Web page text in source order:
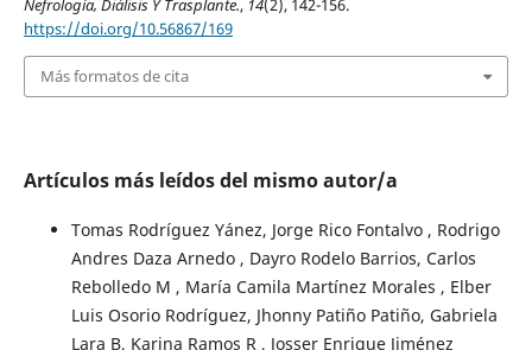
Nefrología, Diálisis Y Trasplante., 14(2), 142-156.
https://doi.org/10.56867/169
Más formatos de cita
Artículos más leídos del mismo autor/a
Tomas Rodríguez Yánez, Jorge Rico Fontalvo , Rodrigo
Andres Daza Arnedo , Dayro Rodelo Barrios, Carlos
Rebolledo M , María Camila Martínez Morales , Elber
Luis Osorio Rodríguez, Jhonny Patiño Patiño, Gabriela
Lara B, Karina Ramos R , Josser Enrique Jiménez